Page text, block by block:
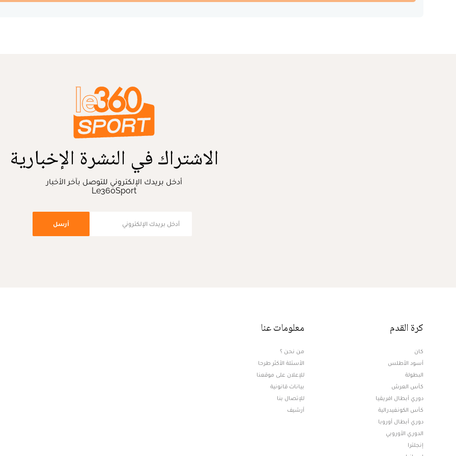
الاشتراك في النشرة الإخبارية
أدخل بريدك الإلكتروني للتوصل بآخر الأخبار
Le360Sport
أرسل
كرة القدم
كان
أسود الأطلس
البطولة
كأس العرش
دوري أبطال افريقيا
كأس الكونفيدرالية
دوري أبطال أوروبا
الدوري الأوروبي
إنجلترا
معلومات عنا
من نحن ؟
الأسئلة الأكثر طرحا
للإعلان على موقعنا
بيانات قانونية
للإتصال بنا
أرشيف